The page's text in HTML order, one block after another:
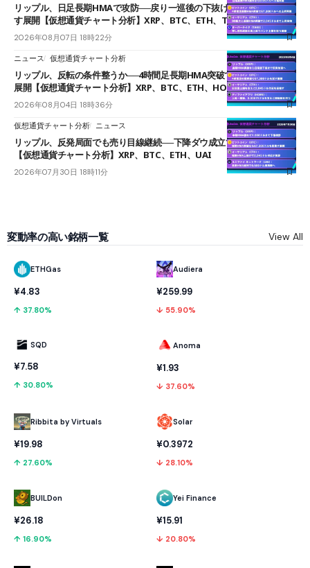
リップル、日足長期HMAで攻防──戻り一巡後の下抜けで0.95ドルを試
す展開【仮想通貨チャート分析】XRP、BTC、ETH、TAKE
2026年08月07日 18時22分
ニュース 仮想通貨チャート分析
リップル、反転の条件整うか──4時間足長期HMA突破で雲下端を目指す
展開【仮想通貨チャート分析】XRP、BTC、ETH、HOME
2026年08月04日 18時36分
仮想通貨チャート分析 ニュース
リップル、反発局面でも売り目線継続──下降ダウ成立で下値追う展開
【仮想通貨チャート分析】XRP、BTC、ETH、UAI
2026年07月30日 18時11分
変動率の高い銘柄一覧 View All
ETHGas
¥4.83
↑ 37.80%
SQD
¥7.58
↑ 30.80%
Ribbita by Virtuals
¥19.98
↑ 27.60%
BUILDon
¥26.18
↑ 16.90%
Audiera
¥259.99
↓ 55.90%
Anoma
¥1.93
↓ 37.60%
Solar
¥0.3972
↓ 28.10%
Yei Finance
¥15.91
↓ 20.80%